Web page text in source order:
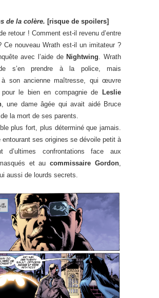
de la colère. [risque de spoilers]
retour ! Comment est-il revenu d’entre
Ce nouveau Wrath est-il un imitateur ?
avec l’aide de Nightwing. Wrath
s’en prendre à la police, mais
à son ancienne maîtresse, qui œuvre
pour le bien en compagnie de
Leslie
, une dame âgée qui avait aidé Bruce
la mort de ses parents.
plus fort, plus déterminé que jamais.
entourant ses origines se dévoile petit à
d’ultimes confrontations face aux
et aucommissaire Gordon,
aussi de lourds secrets.